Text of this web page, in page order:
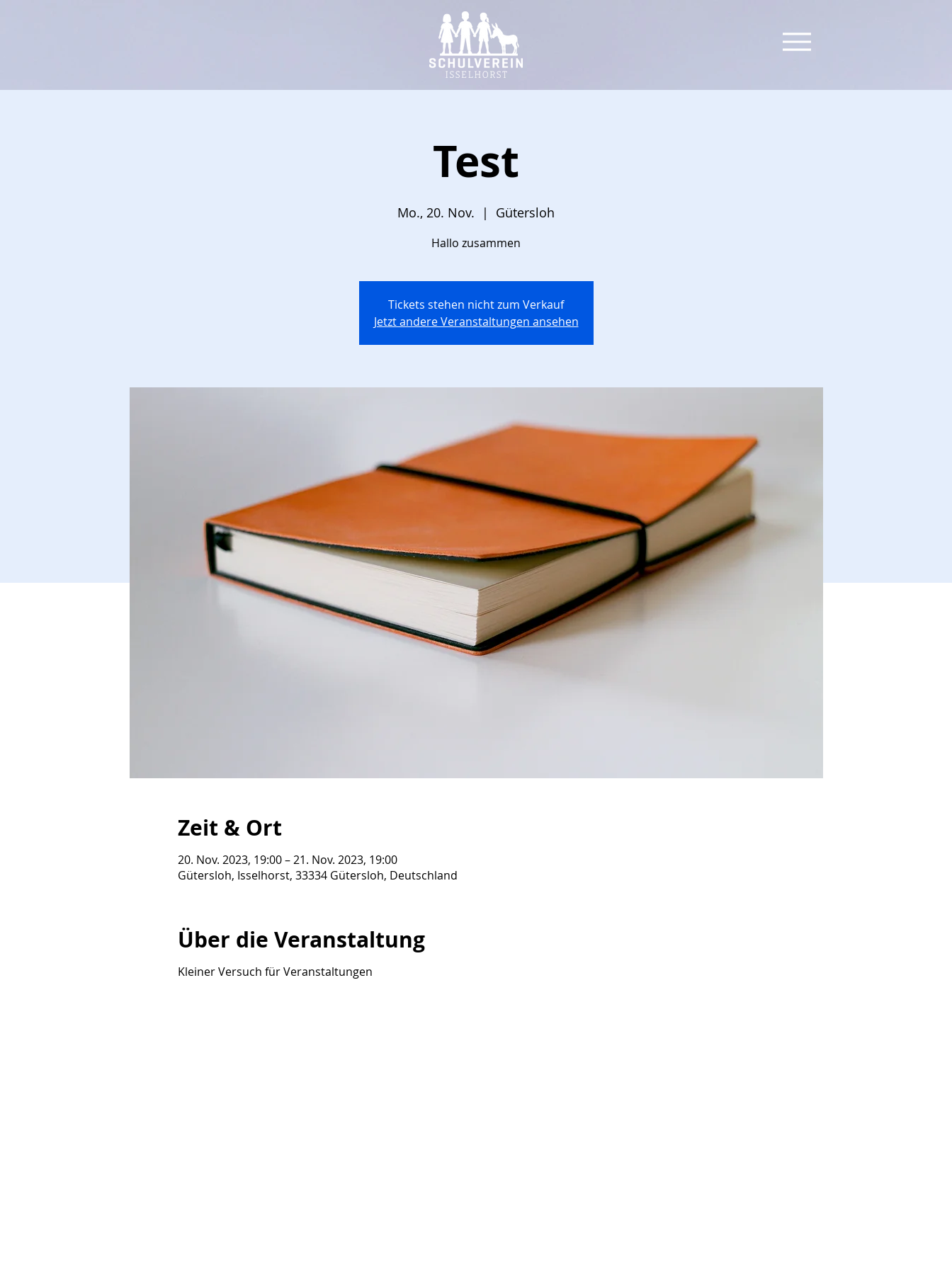
Test
Mo., 20. Nov.
  |
Gütersloh
Hallo zusammen
Tickets stehen nicht zum Verkauf
Jetzt andere Veranstaltungen ansehen
Zeit & Ort
20. Nov. 2023, 19:00 – 21. Nov. 2023, 19:00
Gütersloh, Isselhorst, 33334 Gütersloh, Deutschland
Über die Veranstaltung
Kleiner Versuch für Veranstaltungen